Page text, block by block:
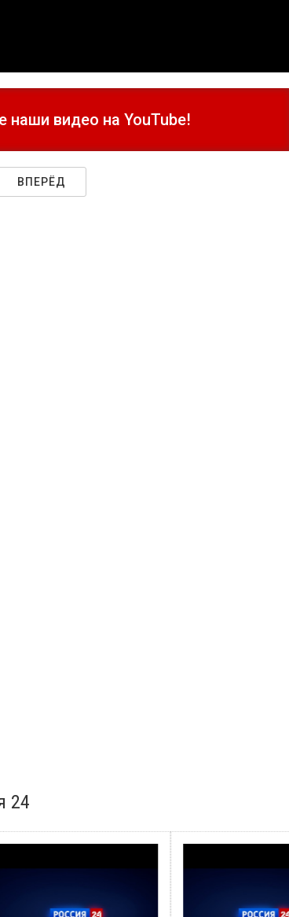
наши видео на YouTube!
ВПЕРЁД
24